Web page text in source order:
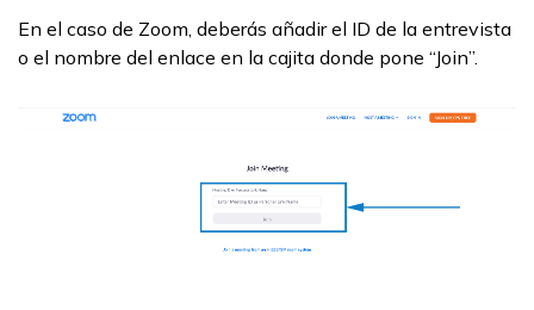
En el caso de Zoom, deberás añadir el ID de la entrevista
o el nombre del enlace en la cajita donde pone “Join”.